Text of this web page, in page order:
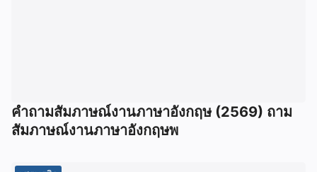
คําถามสัมภาษณ์งานภาษาอังกฤษ (2569) ถาม
สัมภาษณ์งานภาษาอังกฤษพ